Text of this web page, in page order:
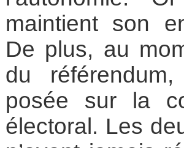
maintient son
De plus, au
du
posée sur la
électoral. Les